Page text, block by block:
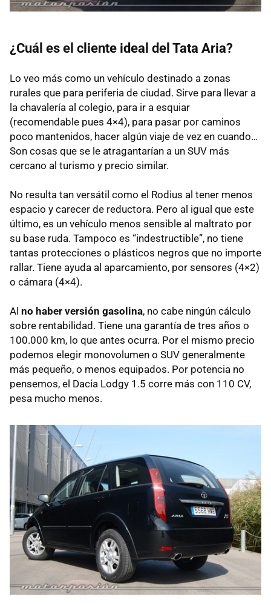
¿Cuál es el cliente ideal del Tata Aria?
Lo veo más como un vehículo destinado a zonas
rurales que para periferia de ciudad. Sirve para llevar a
la chavalería al colegio, para ir a esquiar
(recomendable pues 4×4), para pasar por caminos
poco mantenidos, hacer algún viaje de vez en cuando…
Son cosas que se le atragantarían a un SUV más
cercano al turismo y precio similar.
No resulta tan versátil como el Rodius al tener menos
espacio y carecer de reductora. Pero al igual que este
último, es un vehículo menos sensible al maltrato por
su base ruda. Tampoco es “indestructible”, no tiene
tantas protecciones o plásticos negros que no importe
rallar. Tiene ayuda al aparcamiento, por sensores (4×2)
o cámara (4×4).
Al no haber versión gasolina, no cabe ningún cálculo
sobre rentabilidad. Tiene una garantía de tres años o
100.000 km, lo que antes ocurra. Por el mismo precio
podemos elegir monovolumen o SUV generalmente
más pequeño, o menos equipados. Por potencia no
pensemos, el Dacia Lodgy 1.5 corre más con 110 CV,
pesa mucho menos.